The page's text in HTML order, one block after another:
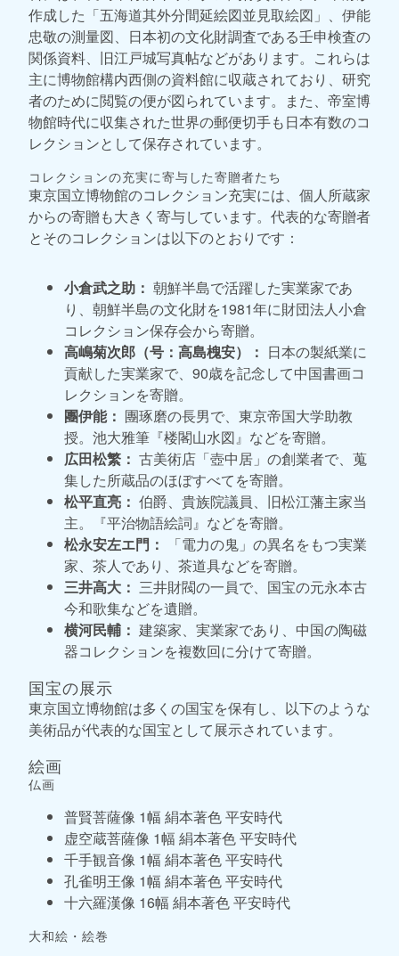
作成した「五海道其外分間延絵図並見取絵図」、伊能
忠敬の測量図、日本初の文化財調査である壬申検査の
関係資料、旧江戸城写真帖などがあります。これらは
主に博物館構内西側の資料館に収蔵されており、研究
者のために閲覧の便が図られています。また、帝室博
物館時代に収集された世界の郵便切手も日本有数のコ
レクションとして保存されています。
コレクションの充実に寄与した寄贈者たち
東京国立博物館のコレクション充実には、個人所蔵家
からの寄贈も大きく寄与しています。代表的な寄贈者
とそのコレクションは以下のとおりです：
小倉武之助： 朝鮮半島で活躍した実業家であ
り、朝鮮半島の文化財を1981年に財団法人小倉
コレクション保存会から寄贈。
高嶋菊次郎（号：高島槐安）： 日本の製紙業に
貢献した実業家で、90歳を記念して中国書画コ
レクションを寄贈。
團伊能： 團琢磨の長男で、東京帝国大学助教
授。池大雅筆『楼閣山水図』などを寄贈。
広田松繁： 古美術店「壺中居」の創業者で、蒐
集した所蔵品のほぼすべてを寄贈。
松平直亮： 伯爵、貴族院議員、旧松江藩主家当
主。『平治物語絵詞』などを寄贈。
松永安左エ門：
「電力の鬼」の異名をもつ実業
家、茶人であり、茶道具などを寄贈。
三井高大： 三井財閥の一員で、国宝の元永本古
今和歌集などを遺贈。
横河民輔： 建築家、実業家であり、中国の陶磁
器コレクションを複数回に分けて寄贈。
国宝の展示
東京国立博物館は多くの国宝を保有し、以下のような
美術品が代表的な国宝として展示されています。
絵画
仏画
普賢菩薩像 1幅 絹本著色 平安時代
虚空蔵菩薩像 1幅 絹本著色 平安時代
千手観音像 1幅 絹本著色 平安時代
孔雀明王像 1幅 絹本著色 平安時代
十六羅漢像 16幅 絹本著色 平安時代
大和絵・絵巻